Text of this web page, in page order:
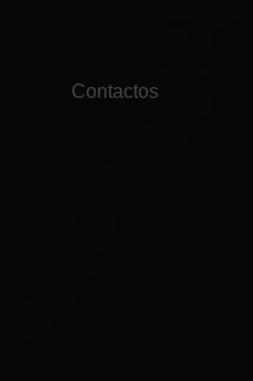
Contactos